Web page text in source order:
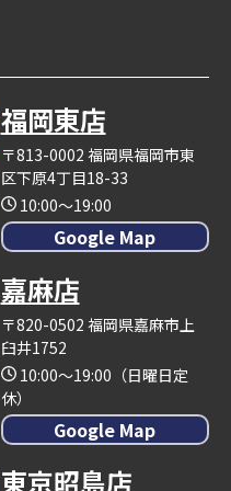
福岡東店
〒813-0002 福岡県福岡市東
区下原4丁目18-33
10:00～19:00
Google Map
嘉麻店
〒820-0502 福岡県嘉麻市上
臼井1752
10:00～19:00（日曜日定
休）
Google Map
東京昭島店